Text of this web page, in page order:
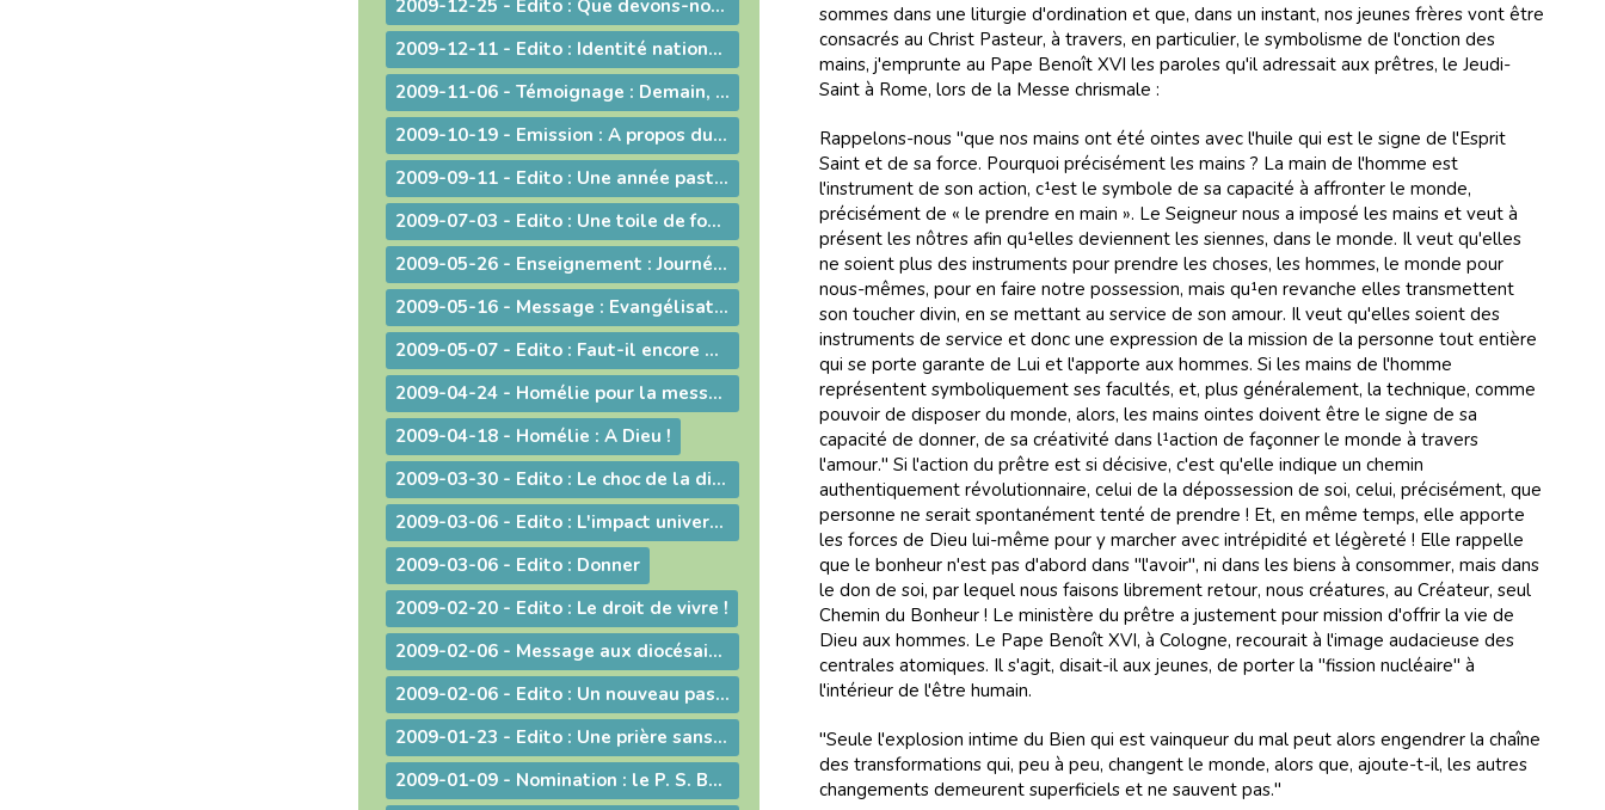
sommes dans une liturgie d'ordination et que, dans un instant, nos jeunes frères vont être
consacrés au Christ Pasteur, à travers, en particulier, le symbolisme de l'onction des
mains, j'emprunte au Pape Benoît XVI les paroles qu'il adressait aux prêtres, le Jeudi-
Saint à Rome, lors de la Messe chrismale :
Rappelons-nous "que nos mains ont été ointes avec l'huile qui est le signe de l'Esprit
Saint et de sa force. Pourquoi précisément les mains ? La main de l'homme est
l'instrument de son action, c¹est le symbole de sa capacité à affronter le monde,
précisément de « le prendre en main ». Le Seigneur nous a imposé les mains et veut à
présent les nôtres afin qu¹elles deviennent les siennes, dans le monde. Il veut qu'elles
ne soient plus des instruments pour prendre les choses, les hommes, le monde pour
nous-mêmes, pour en faire notre possession, mais qu¹en revanche elles transmettent
son toucher divin, en se mettant au service de son amour. Il veut qu'elles soient des
instruments de service et donc une expression de la mission de la personne tout entière
qui se porte garante de Lui et l'apporte aux hommes. Si les mains de l'homme
représentent symboliquement ses facultés, et, plus généralement, la technique, comme
pouvoir de disposer du monde, alors, les mains ointes doivent être le signe de sa
capacité de donner, de sa créativité dans l¹action de façonner le monde à travers
l'amour." Si l'action du prêtre est si décisive, c'est qu'elle indique un chemin
authentiquement révolutionnaire, celui de la dépossession de soi, celui, précisément, que
personne ne serait spontanément tenté de prendre ! Et, en même temps, elle apporte
les forces de Dieu lui-même pour y marcher avec intrépidité et légèreté ! Elle rappelle
que le bonheur n'est pas d'abord dans "l'avoir", ni dans les biens à consommer, mais dans
le don de soi, par lequel nous faisons librement retour, nous créatures, au Créateur, seul
Chemin du Bonheur ! Le ministère du prêtre a justement pour mission d'offrir la vie de
Dieu aux hommes. Le Pape Benoît XVI, à Cologne, recourait à l'image audacieuse des
centrales atomiques. Il s'agit, disait-il aux jeunes, de porter la "fission nucléaire" à
l'intérieur de l'être humain.
"Seule l'explosion intime du Bien qui est vainqueur du mal peut alors engendrer la chaîne
des transformations qui, peu à peu, changent le monde, alors que, ajoute-t-il, les autres
changements demeurent superficiels et ne sauvent pas."
2009-12-25 - Edito : Que de­vons-nous faire ?
2009-12-11 - Edito : Identité nationale
2009-11-06 - Témoignage : Demain, la vie de nos communautés chrétiennes
2009-10-19 - Emission : A propos du travail le dimanche
2009-09-11 - Edito : Une année pastorale qui ne ressemble à aucune autre !
2009-07-03 - Edito : Une toile de fond peu commune... pour une fin d'année ordinaire !
2009-05-26 - Enseignement : Journée du Presbyterium
2009-05-16 - Message : Evangélisation et année sacerdotale
2009-05-07 - Edito : Faut-il encore garder un peu de religion ?
2009-04-24 - Homélie pour la messe chrismale
2009-04-18 - Homélie : A Dieu !
2009-03-30 - ­Edito : Le choc de la dif­fé­rence
2009-03-06 - Edito : L'impact universel de nos responsabilités individuelles
2009-03-06 - Edito : Donner
2009-02-20 - Edito : Le droit de vivre !
2009-02-06 - Message aux diocésains à propos de la levée des excommunications des quatre évêques de la Fraternité Saint Pie X
2009-02-06 - Edito : Un nouveau pas sur la route de l'évangélisation
2009-01-23 - Edito : Une prière sans parole
2009-01-09 - Nomination : le P. S. Bataille, futur Supérieur du Séminaire Français de Rome